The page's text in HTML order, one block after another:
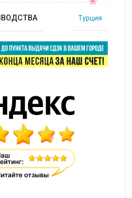
Турция